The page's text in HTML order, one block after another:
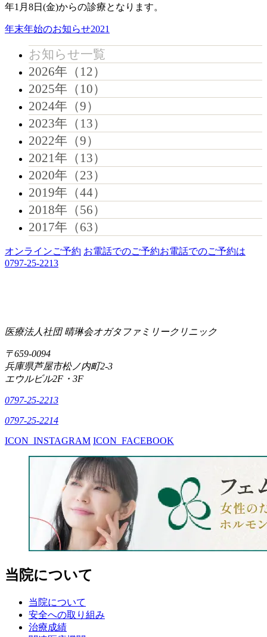
年1月8日(金)からの診療となります。
年末年始のお知らせ2021
お知らせ一覧
2026年（12）
2025年（10）
2024年（9）
2023年（13）
2022年（9）
2021年（13）
2020年（23）
2019年（44）
2018年（56）
2017年（63）
オンラインご予約 お電話でのご予約お電話でのご予約は
0797-25-2213
医療法人社団 晴琳会オガタファミリークリニック
〒659-0094
兵庫県芦屋市松ノ内町2-3
エウルビル2F・3F
0797-25-2213
0797-25-2214
ICON_INSTAGRAM ICON_FACEBOOK
当院について
当院について
安全への取り組み
治療成績